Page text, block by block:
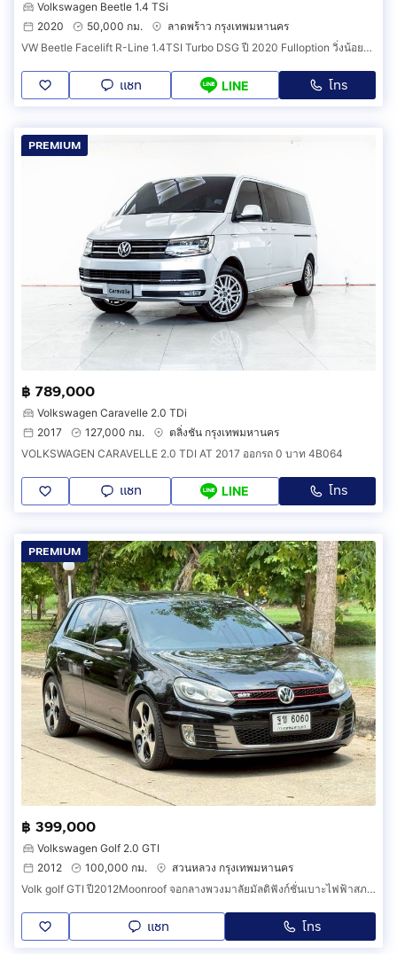
Volkswagen Beetle 1.4 TSi
2020
50,000 กม.
ลาดพร้าว กรุงเทพมหานคร
VW Beetle Facelift R-Line 1.4TSI Turbo DSG ปี 2020 Fulloption วิ่งน้อยครับ
แชท LINE โทร
PREMIUM
฿ 789,000
Volkswagen Caravelle 2.0 TDi
2017
127,000 กม.
ตลิ่งชัน กรุงเทพมหานคร
VOLKSWAGEN CARAVELLE 2.0 TDI AT 2017 ออกรถ 0 บาท 4B064
แชท LINE โทร
PREMIUM
฿ 399,000
Volkswagen Golf 2.0 GTI
2012
100,000 กม.
สวนหลวง กรุงเทพมหานคร
Volk golf GTI ปี2012Moonroof จอกลางพวงมาลัยมัลติฟังก์ชั่นเบาะไฟฟ้าสภาพสวยวิ่ง 100,000 กิโลเมตร ราคา 399,000 บาท
แชท โทร